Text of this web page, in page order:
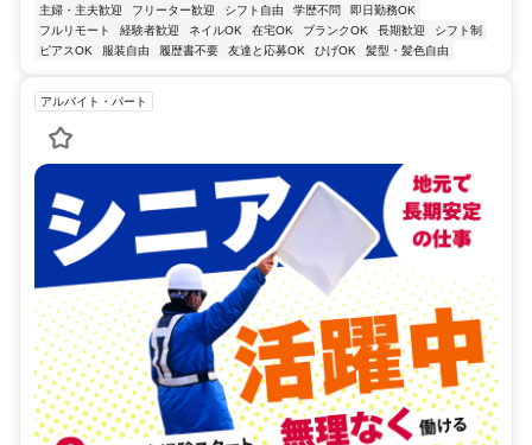
主婦・主夫歓迎 フリーター歓迎 シフト自由 学歴不問
即日勤務OK
フルリモート
経験者歓迎 ネイルOK 在宅OK ブランクOK 長期歓迎
シフト制
ピアスOK
服装自由 履歴書不要 友達と応募OK ひげOK 髪型・髪色自由
アルバイト・パート